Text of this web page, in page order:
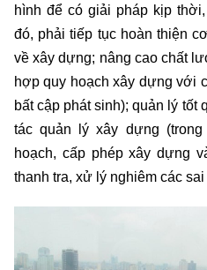
hình để có giải pháp kịp
đó, phải tiếp tục hoàn thiện
về xây dựng; nâng cao chất
hợp quy hoạch xây dựng với
bất cập phát sinh); quản lý tốt
tác quản lý xây dựng
hoạch, cấp phép xây dựng
thanh tra, xử lý nghiêm các